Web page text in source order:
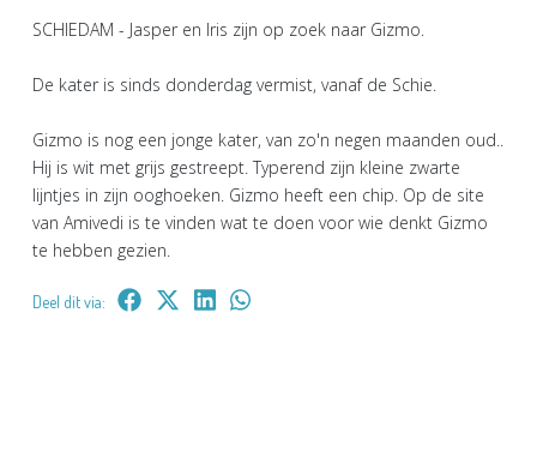
SCHIEDAM - Jasper en Iris zijn op zoek naar Gizmo.
De kater is sinds donderdag vermist, vanaf de Schie.
Gizmo is nog een jonge kater, van zo'n negen maanden oud..
Hij is wit met grijs gestreept. Typerend zijn kleine zwarte
lijntjes in zijn ooghoeken. Gizmo heeft een chip. Op de site
van Amivedi is te vinden wat te doen voor wie denkt Gizmo
te hebben gezien.
Deel dit via: